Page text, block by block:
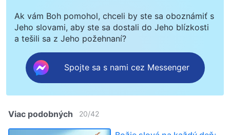
Ak vám Boh pomohol, chceli by ste sa oboznámiť s
Jeho slovami, aby ste sa dostali do Jeho blízkosti
a tešili sa z Jeho požehnaní?
Spojte sa s nami cez Messenger
Viac podobných 20/42